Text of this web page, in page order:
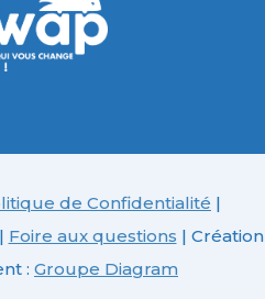
de Confidentialité |
| Foire aux questions | Création
: Groupe Diagram